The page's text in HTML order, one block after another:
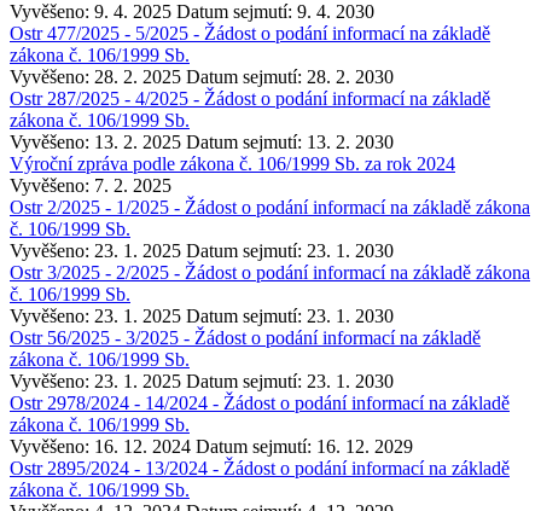
Vyvěšeno: 9. 4. 2025 Datum sejmutí: 9. 4. 2030
Ostr 477/2025 - 5/2025 - Žádost o podání informací na základě
zákona č. 106/1999 Sb.
Vyvěšeno: 28. 2. 2025 Datum sejmutí: 28. 2. 2030
Ostr 287/2025 - 4/2025 - Žádost o podání informací na základě
zákona č. 106/1999 Sb.
Vyvěšeno: 13. 2. 2025 Datum sejmutí: 13. 2. 2030
Výroční zpráva podle zákona č. 106/1999 Sb. za rok 2024
Vyvěšeno: 7. 2. 2025
Ostr 2/2025 - 1/2025 - Žádost o podání informací na základě zákona
č. 106/1999 Sb.
Vyvěšeno: 23. 1. 2025 Datum sejmutí: 23. 1. 2030
Ostr 3/2025 - 2/2025 - Žádost o podání informací na základě zákona
č. 106/1999 Sb.
Vyvěšeno: 23. 1. 2025 Datum sejmutí: 23. 1. 2030
Ostr 56/2025 - 3/2025 - Žádost o podání informací na základě
zákona č. 106/1999 Sb.
Vyvěšeno: 23. 1. 2025 Datum sejmutí: 23. 1. 2030
Ostr 2978/2024 - 14/2024 - Žádost o podání informací na základě
zákona č. 106/1999 Sb.
Vyvěšeno: 16. 12. 2024 Datum sejmutí: 16. 12. 2029
Ostr 2895/2024 - 13/2024 - Žádost o podání informací na základě
zákona č. 106/1999 Sb.